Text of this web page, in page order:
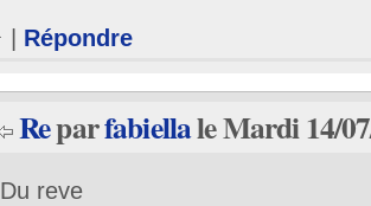
Répondre
Reparfabiellale Mardi 14/
Du reve